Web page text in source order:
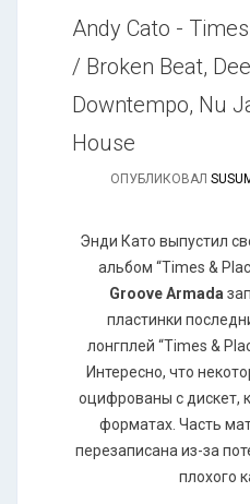
Andy Cato -
/ Broken Beat,
Downtempo, Nu
House
ОПУБЛИКОВАЛ
Энди Като выпустил
альбом “Times &
Groove Armada
пластинки
лонгплей “Times &
Интересно, что
оцифрованы с дискет,
форматах. Часть
перезаписана из-за
плохого